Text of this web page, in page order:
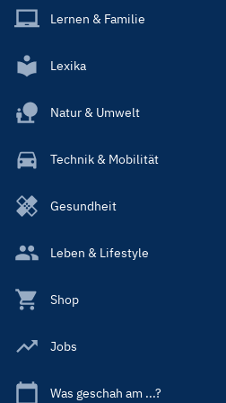
Lernen & Familie
Lexika
Natur & Umwelt
Technik & Mobilität
Gesundheit
Leben & Lifestyle
Shop
Jobs
Was geschah am ...?